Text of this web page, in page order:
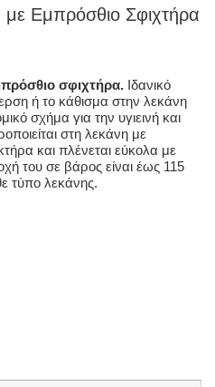
Εμπρόσθιο Σφιχτήρα
σφιχτήρα. Ιδανικό
ή το κάθισμα στην λεκάνη
σχήμα για την υγιεινή και
στη λεκάνη με
και πλένεται εύκολα με
του σε βάρος είναι έως 115
τύπο λεκάνης.